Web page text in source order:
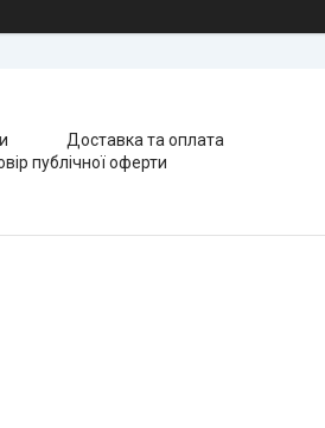
Доставка та оплата
публічної оферти